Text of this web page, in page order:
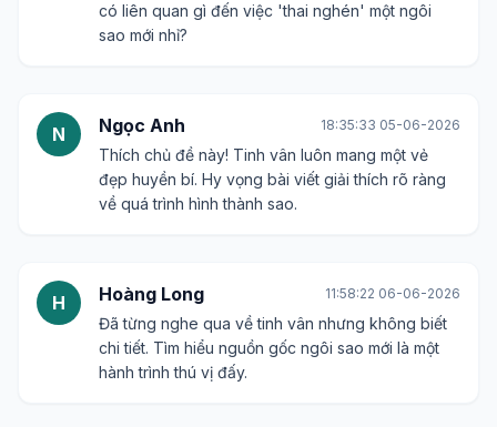
có liên quan gì đến việc 'thai nghén' một ngôi
sao mới nhỉ?
N Ngọc Anh 18:35:33 05-06-2026
Thích chủ đề này! Tinh vân luôn mang một vẻ
đẹp huyền bí. Hy vọng bài viết giải thích rõ ràng
về quá trình hình thành sao.
H Hoàng Long 11:58:22 06-06-2026
Đã từng nghe qua về tinh vân nhưng không biết
chi tiết. Tìm hiểu nguồn gốc ngôi sao mới là một
hành trình thú vị đấy.